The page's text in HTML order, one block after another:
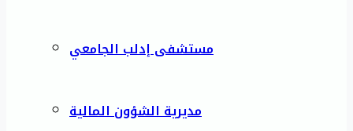
مستشفى إدلب الجامعي
مديرية الشؤون المالية